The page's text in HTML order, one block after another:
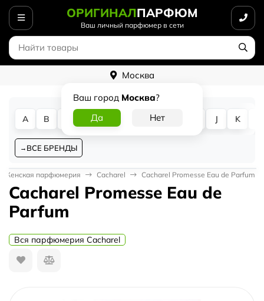
ОРИГИНАЛПАРФЮМ
Ваш личный парфюмер в сети
Москва
Ваш город Москва?
A B D G J K
ВСЕ БРЕНДЫ
Женская парфюмерия Cacharel Cacharel Promesse Eau de Parfum
Cacharel Promesse Eau de
Parfum
Вся парфюмерия Cacharel